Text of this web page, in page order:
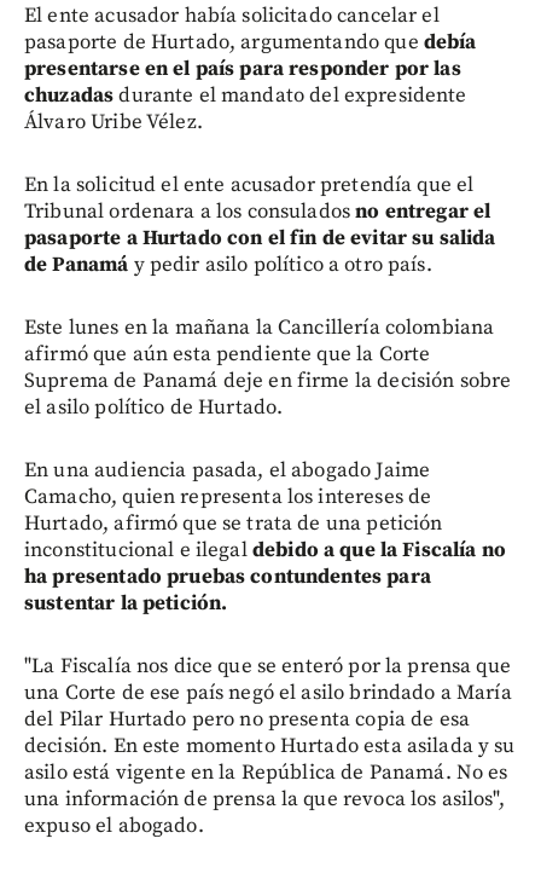
El ente acusador había solicitado cancelar el
pasaporte de Hurtado, argumentando que debía
presentarse en el país para responder por las
chuzadasdurante el mandato del expresidente
Álvaro Uribe Vélez.
En la solicitud el ente acusador pretendía que el
Tribunal ordenara a los consuladosno entregar el
pasaporte a Hurtado con el fin de evitar su salida
de Panamá y pedir asilo político a otro país.
Este lunes en la mañana la Cancillería colombiana
afirmó que aún esta pendiente que la Corte
Suprema de Panamá deje en firme la decisión sobre
el asilo político de Hurtado.
En una audiencia pasada, el abogado Jaime
Camacho, quien representa los intereses de
Hurtado, afirmó que se trata de una petición
inconstitucional e ilegaldebido a que la Fiscalía no
ha presentado pruebas contundentes para
sustentar la petición.
"La Fiscalía nos dice que se enteró por la prensa que
una Corte de ese país negó el asilo brindado a María
del Pilar Hurtado pero no presenta copia de esa
decisión. En este momento Hurtado esta asilada y su
asilo está vigente en la República de Panamá. No es
una información de prensa la que revoca los asilos",
expuso el abogado.